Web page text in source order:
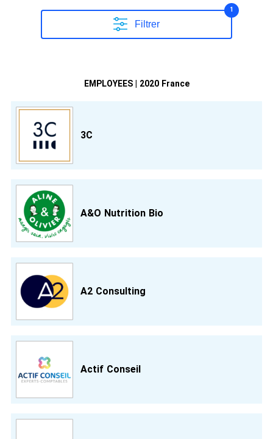
Filtrer
1
EMPLOYEES | 2020 France
3C
A&O Nutrition Bio
A2 Consulting
Actif Conseil